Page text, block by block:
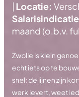
| Locatie:
maand (o.b.v.
Zwolle is klein
echt iets op te
snel: de lijnen zijn
werk levert, weet